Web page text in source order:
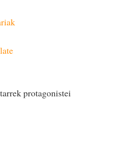
protagonistei